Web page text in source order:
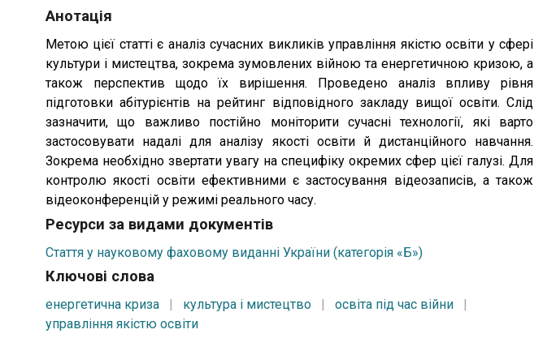
Анотація
Метою цієї статті є аналіз сучасних викликів управління якістю освіти у сфері
культури і мистецтва, зокрема зумовлених війною та енергетичною кризою, а
також перспектив щодо їх вирішення. Проведено аналіз впливу рівня
підготовки абітурієнтів на рейтинг відповідного закладу вищої освіти. Слід
зазначити, що важливо постійно моніторити сучасні технології, які варто
застосовувати надалі для аналізу якості освіти й дистанційного навчання.
Зокрема необхідно звертати увагу на специфіку окремих сфер цієї галузі. Для
контролю якості освіти ефективними є застосування відеозаписів, а також
відеоконференцій у режимі реального часу.
Ресурси за видами документів
Стаття у науковому фаховому виданні України (категорія «Б»)
Ключові слова
енергетична криза | культура і мистецтво | освіта під час війни
|
управління якістю освіти